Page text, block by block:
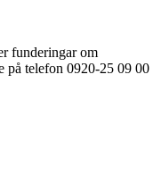
funderingar om
på telefon 0920-25 09 00